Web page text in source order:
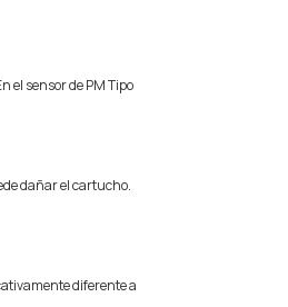
el sensor de PM Tipo
dañar el cartucho.
diferente a